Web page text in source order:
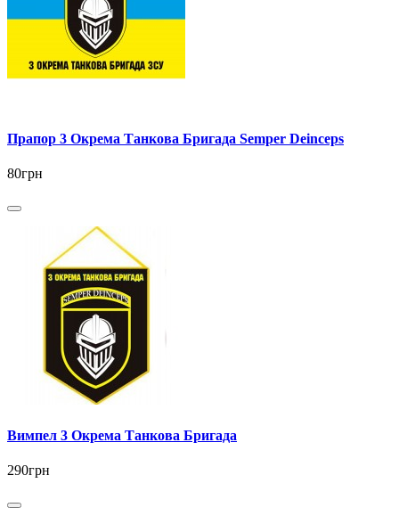
Прапор 3 Окрема Танкова Бригада Semper Deinceps
80грн
Вимпел 3 Окрема Танкова Бригада
290грн